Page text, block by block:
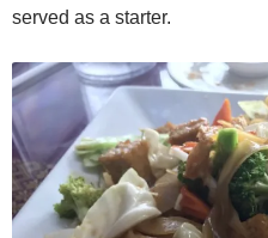
served as a starter.